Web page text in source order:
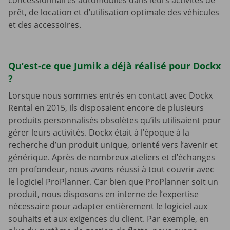
prêt, de location et d’utilisation optimale des véhicules
et des accessoires.
Qu’est-ce que Jumik a déjà réalisé pour Dockx
?
Lorsque nous sommes entrés en contact avec Dockx
Rental en 2015, ils disposaient encore de plusieurs
produits personnalisés obsolètes qu’ils utilisaient pour
gérer leurs activités. Dockx était à l’époque à la
recherche d’un produit unique, orienté vers l’avenir et
générique. Après de nombreux ateliers et d’échanges
en profondeur, nous avons réussi à tout couvrir avec
le logiciel ProPlanner. Car bien que ProPlanner soit un
produit, nous disposons en interne de l’expertise
nécessaire pour adapter entièrement le logiciel aux
souhaits et aux exigences du client. Par exemple, en